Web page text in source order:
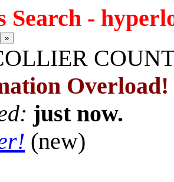
Search -
»
Overload!
just now.
(new)